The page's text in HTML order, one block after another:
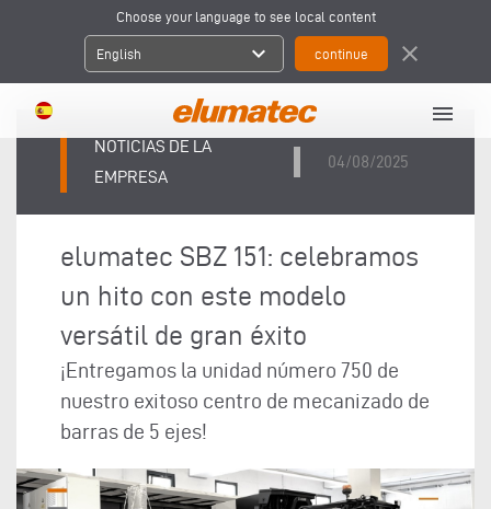
Choose your language to see local content
English expand_more close
menu
NOTICIAS DE LA
EMPRESA
04/08/2025
elumatec SBZ 151: celebramos
un hito con este modelo
versátil de gran éxito
¡Entregamos la unidad número 750 de
nuestro exitoso centro de mecanizado de
barras de 5 ejes!